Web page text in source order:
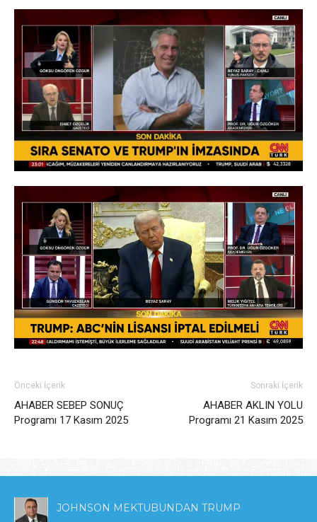
Önceki İçerik
AHABER SEBEP SONUÇ
Programı 17 Kasım 2025
Sonraki İçerik
AHABER AKLIN YOLU
Programı 21 Kasım 2025
JOHNSON MEKTUBUNDAN TRUMP